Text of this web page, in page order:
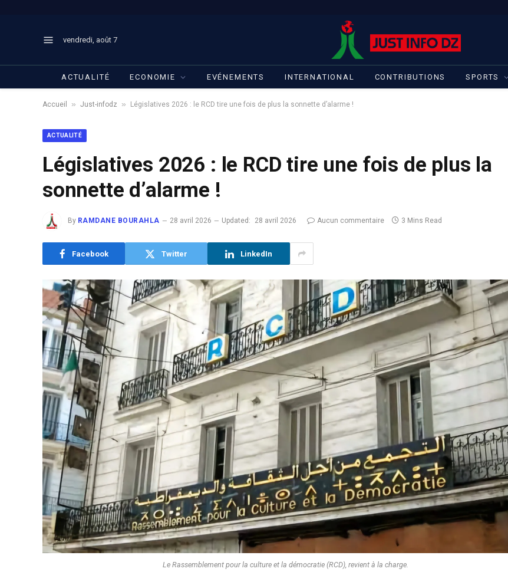
vendredi, août 7
ACTUALITÉ ECONOMIE EVÉNEMENTS INTERNATIONAL CONTRIBUTIONS SPORTS
Accueil » Just-infodz » Législatives 2026 : le RCD tire une fois de plus la sonnette d’alarme !
ACTUALITÉ
Législatives 2026 : le RCD tire une fois de plus la
sonnette d’alarme !
By RAMDANE BOURAHLA 28 avril 2026 Updated: 28 avril 2026 Aucun commentaire 3 Mins Read
Facebook Twitter LinkedIn
Le Rassemblement pour la culture et la démocratie (RCD), revient à la charge.